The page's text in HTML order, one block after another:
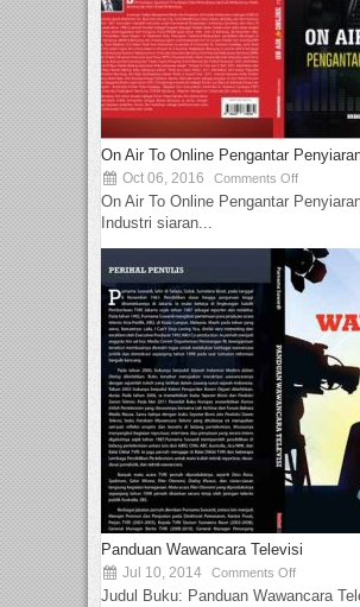
On Air To Online Pengantar
Oct 06, 2016 Comments Off
On Air To Online Pengantar
Industri siaran...
Panduan Wawancara Televisi
Jul 10, 2014 Comments Off
Judul Buku: Panduan Wawancara